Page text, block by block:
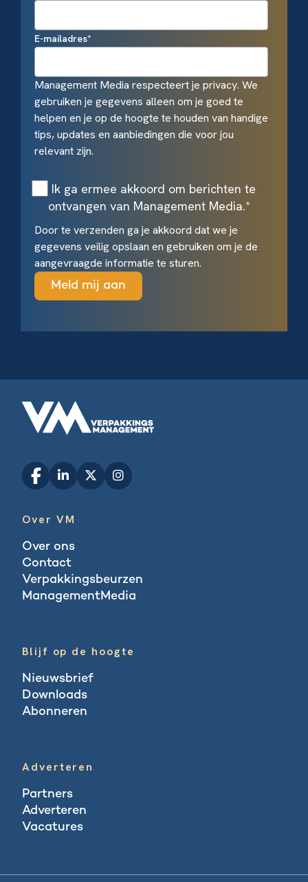
E-mailadres*
Management Media respecteert je privacy. We
gebruiken je gegevens alleen om je goed te
helpen en je op de hoogte te houden van handige
tips, updates en aanbiedingen die voor jou
relevant zijn.
Ik ga ermee akkoord om berichten te
ontvangen van Management Media.*
Door te verzenden ga je akkoord dat we je
gegevens veilig opslaan en gebruiken om je de
aangevraagde informatie te sturen.
Over VM
Over ons
Contact
Verpakkingsbeurzen
ManagementMedia
Blijf op de hoogte
Nieuwsbrief
Downloads
Abonneren
Adverteren
Partners
Adverteren
Vacatures